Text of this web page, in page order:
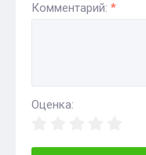
Комментарий: *
Оценка: